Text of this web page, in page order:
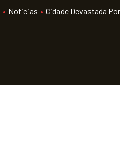
• Noticias • Cidade Devastada